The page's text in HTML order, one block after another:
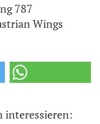
787
Wings
interessieren: